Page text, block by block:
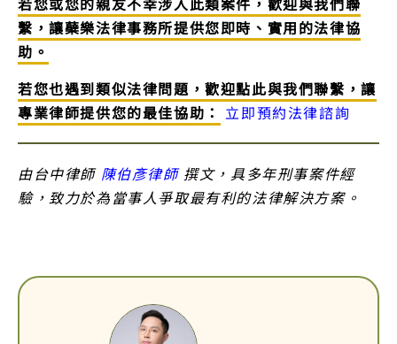
繫，讓蘗樂法律事務所提供您即時、實用的法律協
助。
若您也遇到類似法律問題，歡迎點此與我們聯繫，讓
專業律師提供您的最佳協助： 立即預約法律諮詢
由台中律師 陳伯彥律師撰文，具多年刑事案件經
驗，致力於為當事人爭取最有利的法律解決方案。